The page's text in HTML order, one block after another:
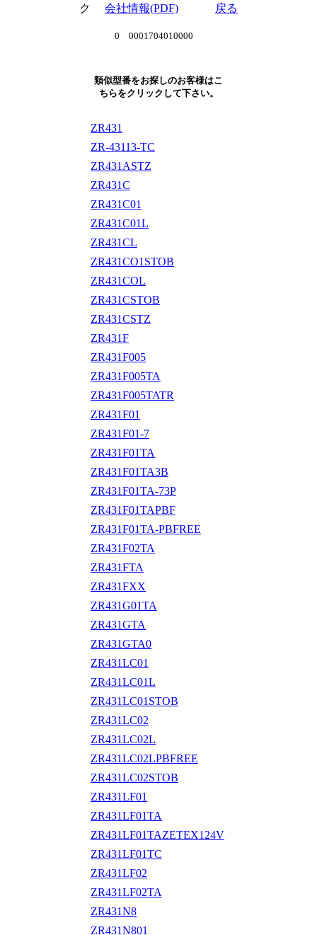
ク 会社情報(PDF) 戻る
0 0001704010000
類似型番をお探しのお客様はこ
ちらをクリックして下さい。
ZR431
ZR-43113-TC
ZR431ASTZ
ZR431C
ZR431C01
ZR431C01L
ZR431CL
ZR431CO1STOB
ZR431COL
ZR431CSTOB
ZR431CSTZ
ZR431F
ZR431F005
ZR431F005TA
ZR431F005TATR
ZR431F01
ZR431F01-7
ZR431F01TA
ZR431F01TA3B
ZR431F01TA-73P
ZR431F01TAPBF
ZR431F01TA-PBFREE
ZR431F02TA
ZR431FTA
ZR431FXX
ZR431G01TA
ZR431GTA
ZR431GTA0
ZR431LC01
ZR431LC01L
ZR431LC01STOB
ZR431LC02
ZR431LC02L
ZR431LC02LPBFREE
ZR431LC02STOB
ZR431LF01
ZR431LF01TA
ZR431LF01TAZETEX124V
ZR431LF01TC
ZR431LF02
ZR431LF02TA
ZR431N8
ZR431N801